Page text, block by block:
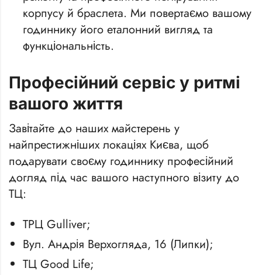
корпусу й браслета. Ми повертаємо вашому
годиннику його еталонний вигляд та
функціональність.
Професійний сервіс у ритмі
вашого життя
Завітайте до наших майстерень у
найпрестижніших локаціях Києва, щоб
подарувати своєму годиннику професійний
догляд під час вашого наступного візиту до
ТЦ:
ТРЦ Gulliver;
Вул. Андрія Верхогляда, 16 (Липки);
ТЦ Good Life;